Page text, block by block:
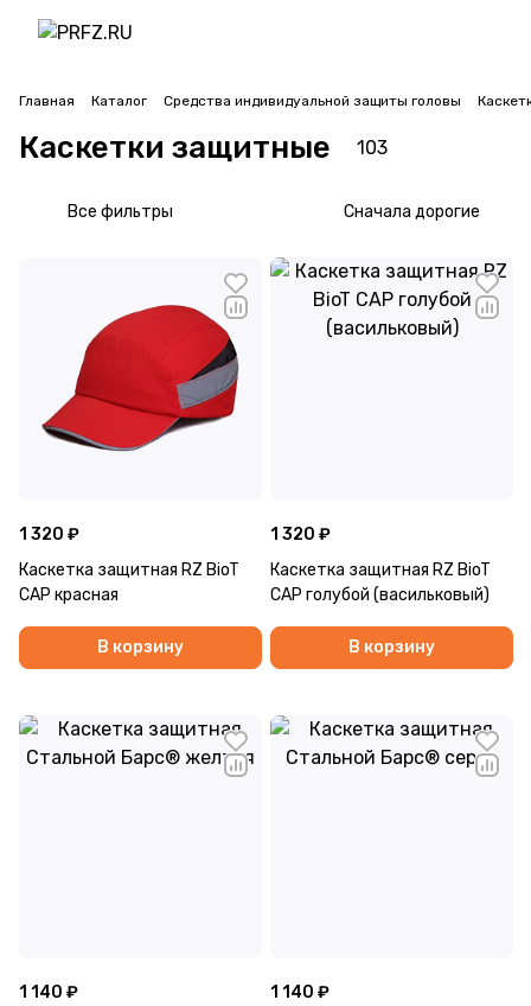
Главная Каталог Средства индивидуальной защиты головы
Каскетки защитные 103
Все фильтры Сначала дорогие
1 320 ₽
Каскетка защитная RZ BioT
CAP красная
В корзину
1 320 ₽
Каскетка защитная RZ BioT
CAP голубой (васильковый)
В корзину
1 140 ₽
1 140 ₽